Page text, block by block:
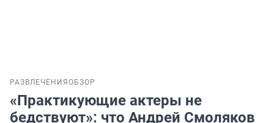
РАЗВЛЕЧЕНИЯ ОБЗОР
«Практикующие актеры не
бедствуют»: что Андрей Смоляков